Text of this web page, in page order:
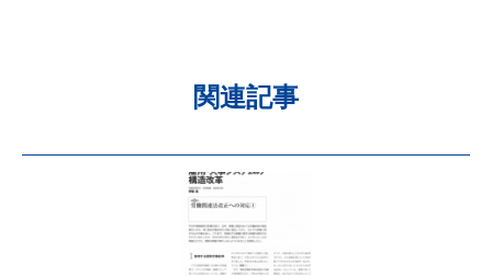
関連記事